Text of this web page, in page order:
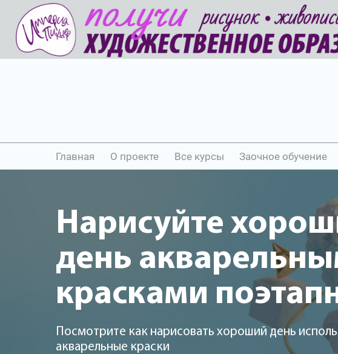
Главная О проекте Все курсы Заочное обучение
Нарисуйте
день
красками
Посмотрите как нарисовать хороший день
акварельные краски